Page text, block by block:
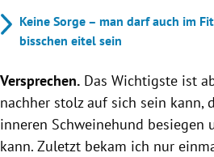
Keine Sorge – man darf auch im
bisschen eitel sein
Versprechen. Das Wichtigste ist
nachher stolz auf sich sein kann,
inneren Schweinehund besiegen
kann. Zuletzt bekam ich nur